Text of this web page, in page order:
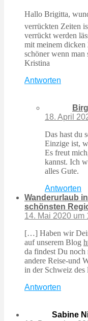
Hallo Brigitta,
verrückten Zeiten
verrückt werden
mit meinem dicken
schöner wenn
Kristina
Antworten
18. April
Das hast du
Einzige ist,
Es freut
kannst. Ich
alles Gute.
Antworten
Wanderurlaub
schönsten
14. Mai 2020 um
[…] Haben wir
auf unserem Blog
da findest Du
andere Reise-und
in der Schweiz
Antworten
Sabine